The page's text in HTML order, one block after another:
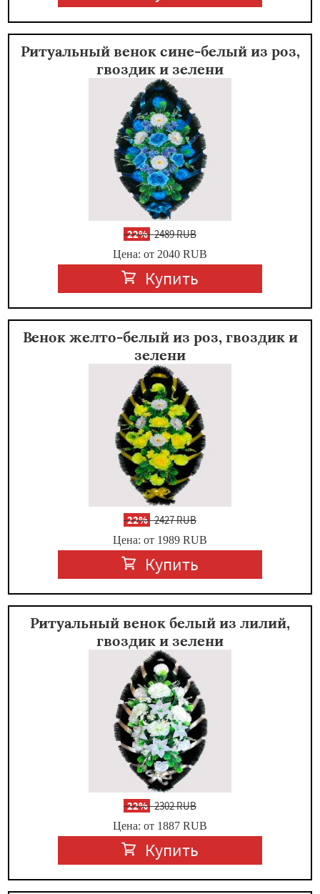
Ритуальный венок сине-белый из роз,
гвоздик и зелени
-22%2489 RUB
Цена: от 2040 RUB
Купить
Венок желто-белый из роз, гвоздик и
зелени
-22%2427 RUB
Цена: от 1989 RUB
Купить
Ритуальный венок белый из лилий,
гвоздик и зелени
-22%2302 RUB
Цена: от 1887 RUB
Купить